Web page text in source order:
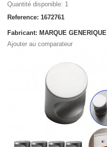
Quantité disponible: 1
Reference: 1672761
Fabricant: MARQUE GENERIQUE
Ajouter au comparateur